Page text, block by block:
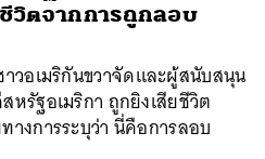
วิตจากการถูกลอบ
วอเมริกันขวาจัดและผู้สนับสนุน
รัฐอเมริกา ถูกยิงเสียชีวิต
างการระบุว่า นี่คือการลอบ